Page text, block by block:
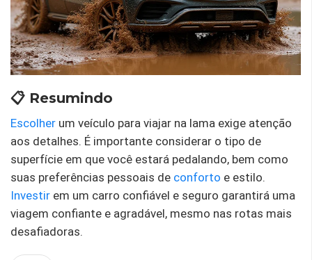
📋 Resumindo
Escolher um veículo para viajar na lama exige atenção
aos detalhes. É importante considerar o tipo de
superfície em que você estará pedalando, bem como
suas preferências pessoais de conforto e estilo.
Investir em um carro confiável e seguro garantirá uma
viagem confiante e agradável, mesmo nas rotas mais
desafiadoras.